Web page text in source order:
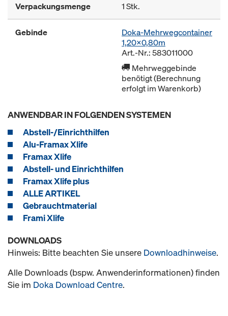
Verpackungsmenge 1 Stk.
Gebinde
Doka-Mehrwegcontainer
1,20x0,80m
Art.-Nr.: 583011000
Mehrweggebinde
benötigt (Berechnung
erfolgt im Warenkorb)
ANWENDBAR IN FOLGENDEN SYSTEMEN
Abstell-/Einrichthilfen
Alu-Framax Xlife
Framax Xlife
Abstell- und Einrichthilfen
Framax Xlife plus
ALLE ARTIKEL
Gebrauchtmaterial
Frami Xlife
DOWNLOADS
Hinweis: Bitte beachten Sie unsere Downloadhinweise.
Alle Downloads (bspw. Anwenderinformationen) finden
Sie im Doka Download Centre.